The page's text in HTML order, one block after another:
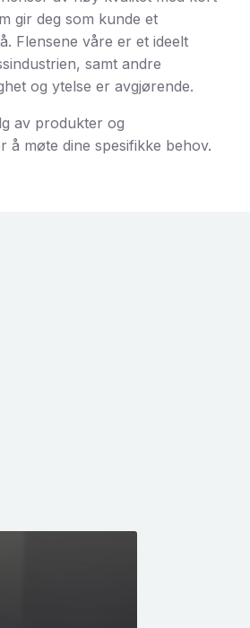
gir deg som kunde et
Flensene våre er et ideelt
samt andre
og ytelse er avgjørende.
av produkter og
å møte dine spesifikke behov.